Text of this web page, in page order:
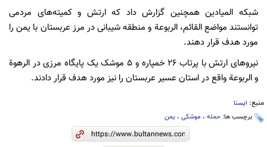
شبکه المیادین همچنین گزارش داد که ارتش و کمیته‌های مردمی
توانستند مواضع القائم، الربوعة و منطقه شیبانی در مرز عربستان با یمن را
مورد هدف قرار دهند.
نیروهای ارتش با پرتاب 26 خمپاره و 5 موشک یک پایگاه مرزی در الرهوة
و الربوعة واقع در استان عسیر عربستان را نیز مورد هدف قرار دادند.
منبع: ایسنا
برچسب ها: حمله ، موشکی ، یمن